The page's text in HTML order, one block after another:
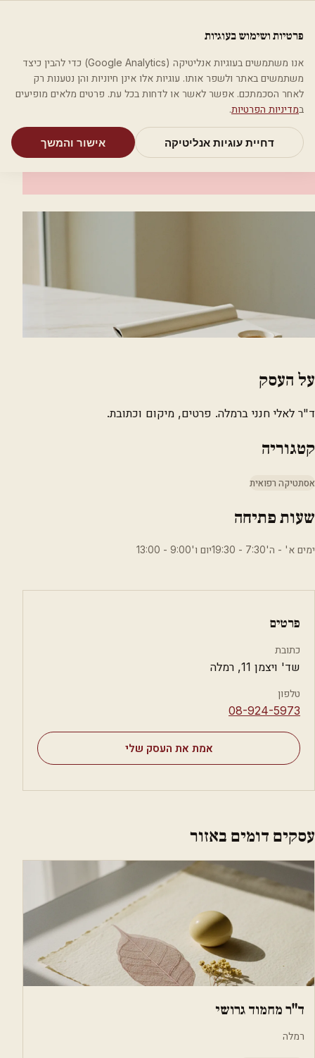
מאמריםקטגוריותחיפושאודות
בית קטגוריות אסתטיקה רפואית ד"ר לאלי חנני
אסתטיקה רפואית
ד"ר לאלי חנני
על העסק
ד"ר לאלי חנני ברמלה. פרטים, מיקום וכתובת.
קטגוריה
אסתטיקה רפואית
שעות פתיחה
ימים א' - ה'7:30 - 19:30יום ו'9:00 - 13:00
פרטים
כתובת
שד' ויצמן 11, רמלה
טלפון
⁦08-924-5973⁩
אמת את העסק שלי
עסקים דומים באזור
ד"ר מחמוד גרושי
רמלה
פרטיות ושימוש בעוגיות
אנו משתמשים בעוגיות אנליטיקה (Google Analytics) כדי להבין כיצד
משתמשים באתר ולשפר אותו. עוגיות אלו אינן חיוניות והן נטענות רק
לאחר הסכמתכם. אפשר לאשר או לדחות בכל עת. פרטים מלאים מופיעים
במדיניות הפרטיות.
דחיית עוגיות אנליטיקה אישור והמשך